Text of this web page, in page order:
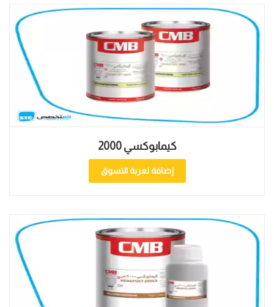
كيمابوكسي 2000
إضافة لعربة التسوق